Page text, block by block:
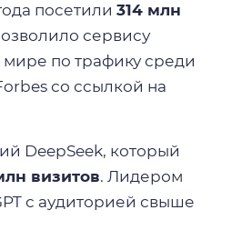
посетили 314 млн
сервису
мире по трафику среди
со ссылкой на
DeepSeek, который
визитов. Лидером
с аудиторией свыше